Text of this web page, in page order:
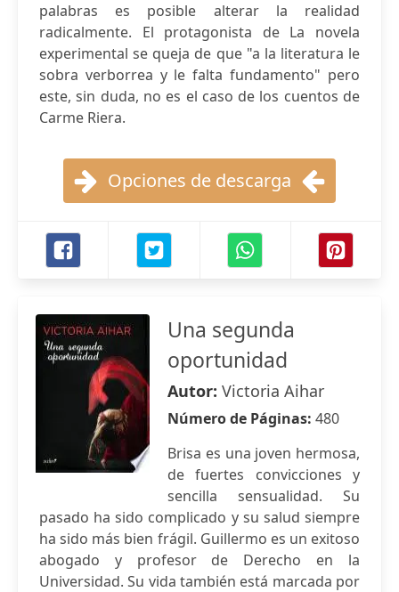
palabras es posible alterar la realidad
radicalmente. El protagonista de La novela
experimental se queja de que "a la literatura le
sobra verborrea y le falta fundamento" pero
este, sin duda, no es el caso de los cuentos de
Carme Riera.
Opciones de descarga
Una segunda
oportunidad
Autor: Victoria Aihar
Número de Páginas: 480
Brisa es una joven hermosa,
de fuertes convicciones y
sencilla sensualidad. Su
pasado ha sido complicado y su salud siempre
ha sido más bien frágil. Guillermo es un exitoso
abogado y profesor de Derecho en la
Universidad. Su vida también está marcada por